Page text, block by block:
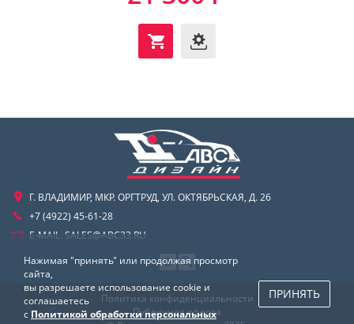
Г. ВЛАДИМИР, МКР. ОРГТРУД, УЛ. ОКТЯБРЬСКАЯ, Д. 26
+7 (4922) 45-61-28
E-MAIL: SALES@ABC33.RU
Политика конфиденциальности
Публичная оферта
Нажимая "принять" или продолжая просмотр
сайта,
вы разрешаете использование cookie и
соглашаетесь
с Политикой обработки персональных
ПРИНЯТЬ